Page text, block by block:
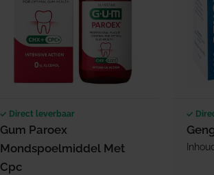
Direct leverbaar
Gum Paroex
Mondspoelmiddel Met
Cpc